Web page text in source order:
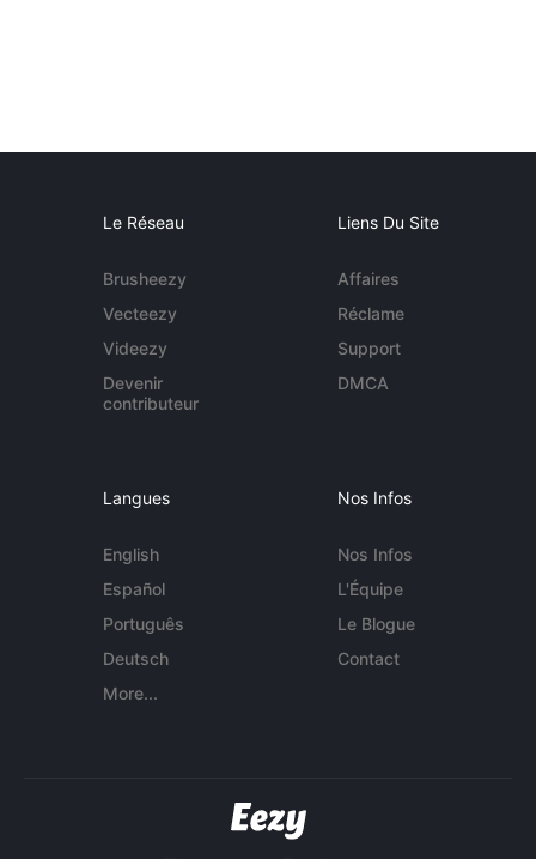
Le Réseau
Brusheezy
Vecteezy
Videezy
Devenir
contributeur
Liens Du Site
Affaires
Réclame
Support
DMCA
Langues
English
Español
Português
Deutsch
More...
Nos Infos
Nos Infos
L'Équipe
Le Blogue
Contact